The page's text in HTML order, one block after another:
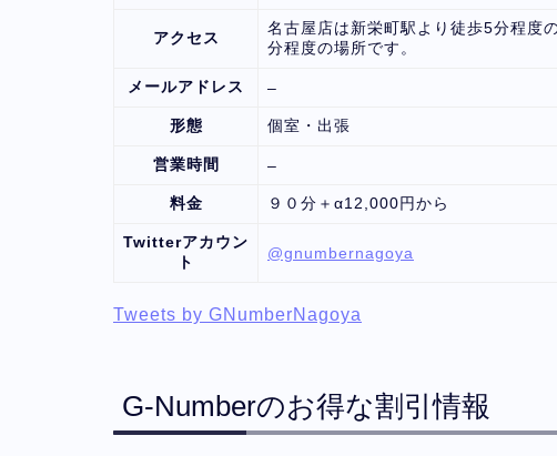
アクセス
名古屋店は新栄町駅より徒歩5分程度
分程度の場所です。
メールアドレス –
形態 個室・出張
営業時間 –
料金 ９０分＋α12,000円から
Twitterアカウン
ト
@gnumbernagoya
Tweets by GNumberNagoya
G-Numberのお得な割引情報